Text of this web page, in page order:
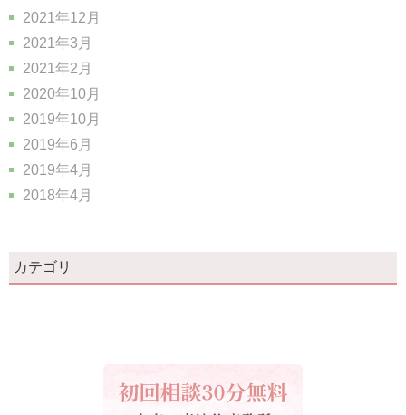
2021年12月
2021年3月
2021年2月
2020年10月
2019年10月
2019年6月
2019年4月
2018年4月
カテゴリ